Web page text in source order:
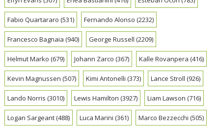
Fabio Quartararo (531) Fernando Alonso (2232)
Francesco Bagnaia (940) George Russell (2209)
Helmut Marko (679) Johann Zarco (367) Kalle Rovanpera (416)
Kevin Magnussen (507) Kimi Antonelli (373) Lance Stroll (926)
Lando Norris (3010) Lewis Hamilton (3927) Liam Lawson (716)
Logan Sargeant(488) Luca Marini (361) Marco Bezzecchi (505)